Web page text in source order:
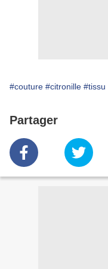
#couture #citronille #tissu
Partager